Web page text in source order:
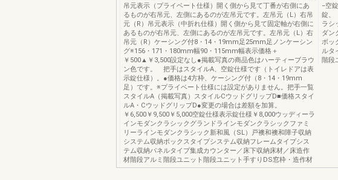
吊元表示（プライベート仕様）開く側から見て丁番が右側にあ
るものが右吊元、左側にあるのが左吊元です。左吊元（L）右吊
元（R）吊元表示（中折れ仕様）開く側から見て固定軸が右側に
あるものが右吊元、左側にあるのが左吊元です。左吊元（L）右
吊元（R）ケーシング付8・14・19mm足25mm足ノンケーシン
グ※156・171・180mm幅90・115mm幅表示価格＋
￥500▲￥3,500設定なし●掲載写真の商品色はハーティーブラウ
ン色です。 把手はスタイルA、空錠仕様です（トイレドアは表
示錠仕様）。●価格は4方枠、ケーシング付（8・14・19mm
足）です。※プライベート仕様には設定がありません。把手一覧
スタイルA（掲載写真）スタイルCウッドグリップD■価格スタイ
ルA・CウッドグリップD●変更の場合は差額を加算。
￥6,500￥9,500￥5,000空錠仕様表示錠仕様￥8,000ウッディーラ
インモダンクラシックグランドラインモダンクラシックファミ
リーラインモダンクラシック新和風（SL）戸襖和襖和障子収納
システム収納ボックスタイプシステム収納フレームタイプシス
テム収納パネルタイプ集成カウンター／床下収納床材／床造作
材階段アルミ階段ユニット階段ユニット手すりDS窓枠・造作材
−空
錠、
ラシ
ダン
ボッ
ルタ
階段